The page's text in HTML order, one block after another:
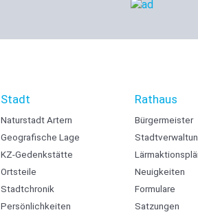
Stadt
Naturstadt Artern
Geografische Lage
KZ-Gedenkstätte
Ortsteile
Stadtchronik
Persönlichkeiten
Rathaus
Bürgermeister
Neuigkeiten
Formulare
Satzungen